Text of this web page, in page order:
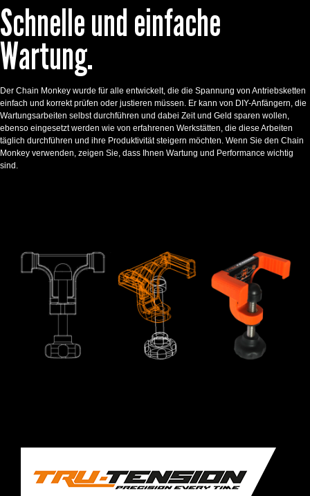
Schnelle und einfache
Wartung.
Der Chain Monkey wurde für alle entwickelt, die die Spannung von Antriebsketten
einfach und korrekt prüfen oder justieren müssen. Er kann von DIY-Anfängern, die
Wartungsarbeiten selbst durchführen und dabei Zeit und Geld sparen wollen,
ebenso eingesetzt werden wie von erfahrenen Werkstätten, die diese Arbeiten
täglich durchführen und ihre Produktivität steigern möchten. Wenn Sie den Chain
Monkey verwenden, zeigen Sie, dass Ihnen Wartung und Performance wichtig
sind.